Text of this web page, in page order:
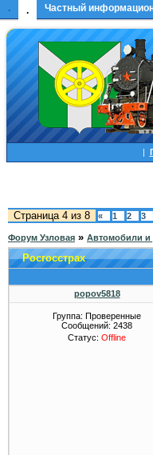
. . Частный
|
Страница 4 из 8 « 1 2 3
Форум Узловая » Автомобили и
Росгосстрах
popov5818
Группа: Проверенные
Сообщений: 2438
Статус: Offline